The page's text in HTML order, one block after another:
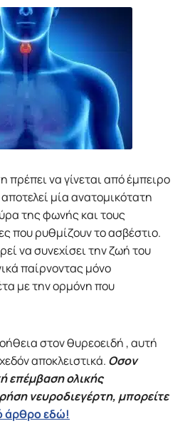
πρέπει να γίνεται από έμπειρο
μία ανατομικότατη
της φωνής και τους
που ρυθμίζουν το ασβέστιο.
να συνεχίσει την ζωή του
παίρνοντας μόνο
με την ορμόνη που
στον θυρεοειδή , αυτή
αποκλειστικά. Οσον
επέμβαση ολικής
νευροδιεγέρτη, μπορείτε
άρθρο εδώ!